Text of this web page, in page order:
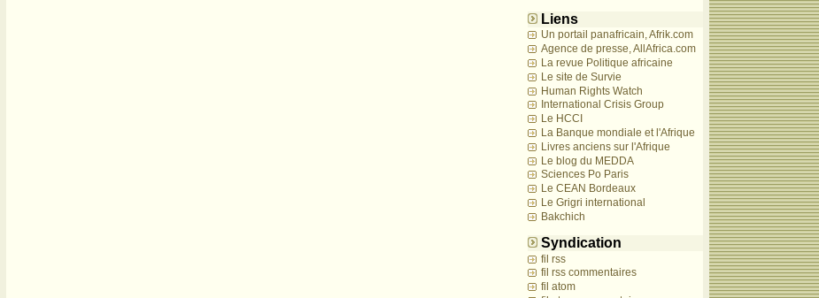
Liens
Un portail panafricain, Afrik.com
Agence de presse, AllAfrica.com
La revue Politique africaine
Le site de Survie
Human Rights Watch
International Crisis Group
Le HCCI
La Banque mondiale et l'Afrique
Livres anciens sur l'Afrique
Le blog du MEDDA
Sciences Po Paris
Le CEAN Bordeaux
Le Grigri international
Bakchich
Syndication
fil rss
fil rss commentaires
fil atom